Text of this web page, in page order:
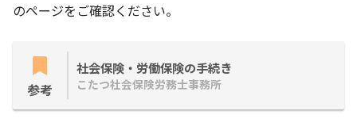
のページをご確認ください。
参考
社会保険・労働保険の手続き
こたつ社会保険労務士事務所